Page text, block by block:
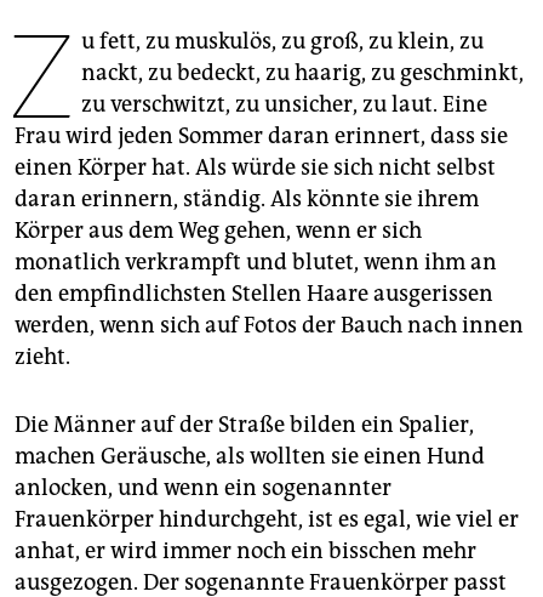
abo
genossenschaft
epaper login
Z u fett, zu muskulös, zu groß, zu klein, zu
nackt, zu bedeckt, zu haarig, zu geschminkt,
zu verschwitzt, zu unsicher, zu laut. Eine
Frau wird jeden Sommer daran erinnert, dass sie
einen Körper hat. Als würde sie sich nicht selbst
daran erinnern, ständig. Als könnte sie ihrem
Körper aus dem Weg gehen, wenn er sich
monatlich verkrampft und blutet, wenn ihm an
den empfindlichsten Stellen Haare ausgerissen
werden, wenn sich auf Fotos der Bauch nach innen
zieht.
Die Männer auf der Straße bilden ein Spalier,
machen Geräusche, als wollten sie einen Hund
anlocken, und wenn ein sogenannter
Frauenkörper hindurchgeht, ist es egal, wie viel er
anhat, er wird immer noch ein bisschen mehr
ausgezogen. Der sogenannte Frauenkörper passt